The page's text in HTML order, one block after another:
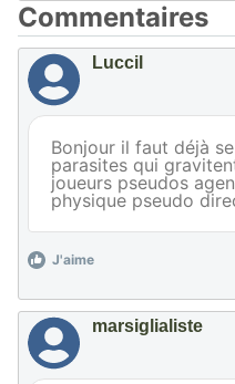
Commentaires
Luccil
Bonjour il faut déjà
parasites qui
joueurs pseudos
physique pseudo
J'aime
marsiglialiste